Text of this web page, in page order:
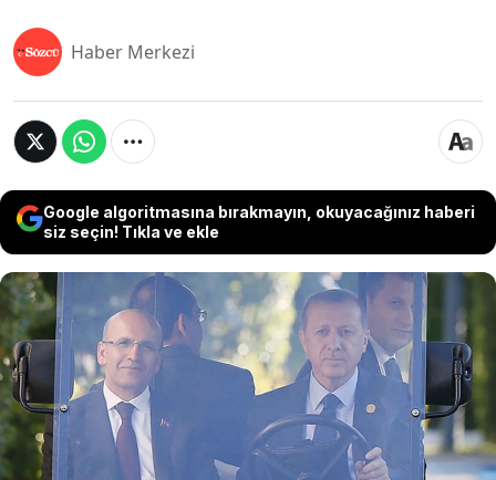
Haber Merkezi
Google algoritmasına bırakmayın, okuyacağınız haberi
siz seçin! Tıkla ve ekle
Ekonomi yönetimine Mehmet Şimşek'in
getirilmesinin ardından kredi kartı borcu
nedeniyle yasal takibe düşenlerin sayısı
son iki yılda 10 katına çıktı.